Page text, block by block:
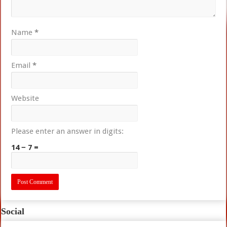
Name*
Email*
Website
Please enter an answer in digits:
14 − 7 =
Social